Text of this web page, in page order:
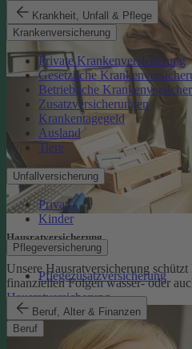
Krankheit, Unfall & Pflege
Krankenversicherung
Private Krankenversicherung
Gesetzliche
Betriebliche
Zusatzversicherungen
Krankentagegeld
Ausland
Tiere
Unfallversicherung
Privat
Kinder
Pflegeversicherung
Pflegezusatzversicherung
Beruf, Alter & Finanzen
Beruf
Hausratversicherung
Unsere Hausratversicherung
finanziellen Folgen wasser- oder
Hausratversicherung